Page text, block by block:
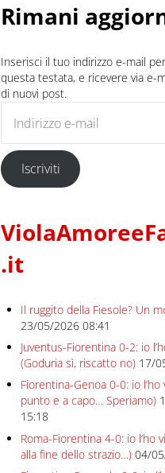
Rimani
Inserisci il tuo indirizzo e-mail
questa testata, e ricevere via e-
di nuovi post.
Iscriviti
.it
Il ruggito della Fiesole? Un
23/05/2026 08:41
Juventus-Fiorentina 0-2: io
(Goduria sì, riscatto no) 17/
Fiorentina-Genoa 0-0: io
punto e a capo… Speriamo)
15:18
Roma-Fiorentina 4-0: io l’ho
alla fine dello strazio…) 04/